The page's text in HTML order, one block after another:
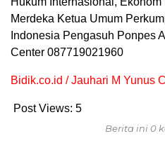
Merdeka Ketua Umum
Indonesia Pengasuh Ponpes
Center 087719021960
Bidik.co.id / Jauhari M Yunus
Post Views: 5
Berita ini 0